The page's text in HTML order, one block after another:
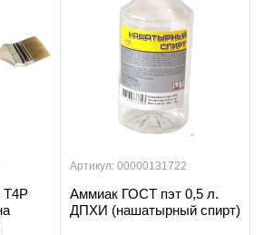
T4P
Артикул: 00000131722
Аммиак ГОСТ пэт 0,5 л.
ДПХИ (нашатырный спирт)